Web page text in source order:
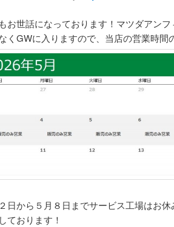
お世話になっております！マツダアンフ
くGWに入りますので、当店の営業時間
日から５月８日までサービス工場はお
ております！